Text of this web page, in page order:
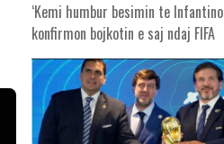
‘Kemi humbur besimin te
konfirmon bojkotin e saj ndaj FIFA